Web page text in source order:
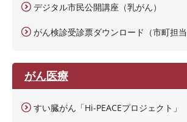
デジタル市民公開講座（乳がん）
がん検診受診票ダウンロード（市町担当
がん医療
すい臓がん「Hi-PEACEプロジェクト」